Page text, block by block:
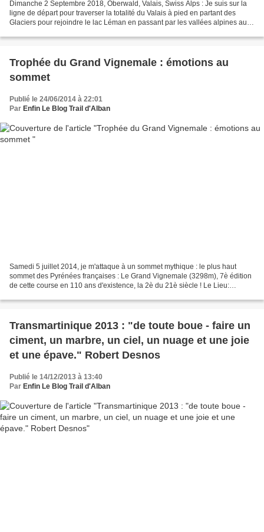
Dimanche 2 Septembre 2018, Oberwald, Valais, Swiss Alps : Je suis sur la
ligne de départ pour traverser la totalité du Valais à pied en partant des
Glaciers pour rejoindre le lac Léman en passant par les vallées alpines aux
Trophée du Grand Vignemale : émotions au
sommet
Publié le 24/06/2014 à 22:01
Par Enfin Le Blog Trail d'Alban
Samedi 5 juillet 2014, je m'attaque à un sommet mythique : le plus haut
sommet des Pyrénées françaises : Le Grand Vignemale (3298m), 7è édition
de cette course en 110 ans d'existence, la 2è du 21è siècle ! Le Lieu:
Transmartinique 2013 : "de toute boue - faire un
ciment, un marbre, un ciel, un nuage et une joie
et une épave." Robert Desnos
Publié le 14/12/2013 à 13:40
Par Enfin Le Blog Trail d'Alban